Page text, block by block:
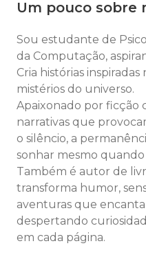
Um pouco sobre
Sou estudante de
da Computação,
Cria histórias
mistérios do universo.
Apaixonado por ficção
narrativas que
o silêncio, a
sonhar mesmo quando
Também é autor de
transforma humor,
aventuras que
despertando
em cada página.